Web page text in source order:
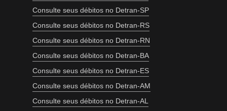
Consulte seus débitos no Detran-SP
Consulte seus débitos no Detran-RS
Consulte seus débitos no Detran-RN
Consulte seus débitos no Detran-BA
Consulte seus débitos no Detran-ES
Consulte seus débitos no Detran-AM
Consulte seus débitos no Detran-AL